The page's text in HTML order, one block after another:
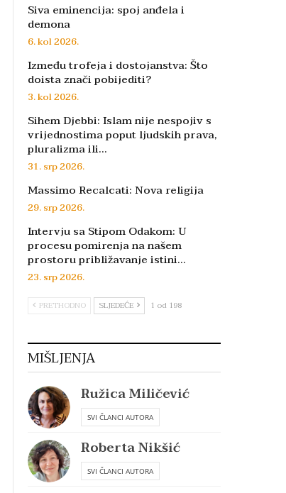
Siva eminencija: spoj anđela i
demona
6. kol 2026.
Između trofeja i dostojanstva: Što
doista znači pobijediti?
3. kol 2026.
Sihem Djebbi: Islam nije nespojiv s
vrijednostima poput ljudskih prava,
pluralizma ili…
31. srp 2026.
Massimo Recalcati: Nova religija
29. srp 2026.
Intervju sa Stipom Odakom: U
procesu pomirenja na našem
prostoru približavanje istini…
23. srp 2026.
PRETHODNO SLJEDEĆE 1 od 198
MIŠLJENJA
Ružica Miličević
SVI ČLANCI AUTORA
Roberta Nikšić
SVI ČLANCI AUTORA